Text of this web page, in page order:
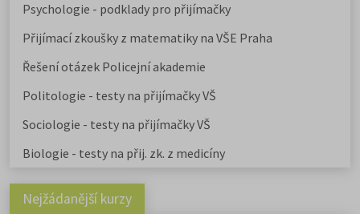
Psychologie - podklady pro přijímačky
Přijímací zkoušky z matematiky na VŠE Praha
Řešení otázek Policejní akademie
Politologie - testy na přijímačky VŠ
Sociologie - testy na přijímačky VŠ
Biologie - testy na přij. zk. z medicíny
Nejžádanější kurzy